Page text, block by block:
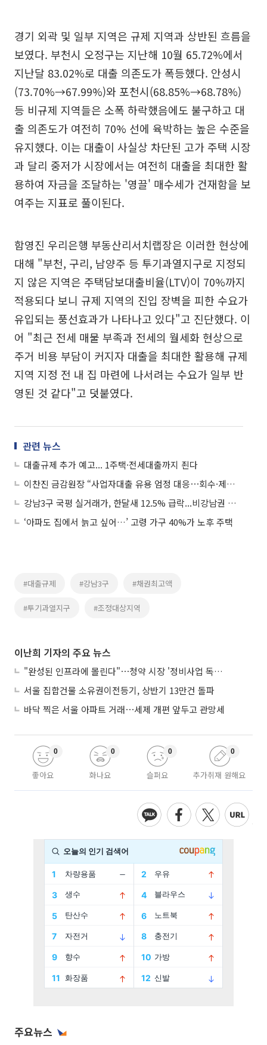
경기 외곽 및 일부 지역은 규제 지역과 상반된 흐름을
보였다. 부천시 오정구는 지난해 10월 65.72%에서
지난달 83.02%로 대출 의존도가 폭등했다. 안성시
(73.70%→67.99%)와 포천시(68.85%→68.78%)
등 비규제 지역들은 소폭 하락했음에도 불구하고 대
출 의존도가 여전히 70% 선에 육박하는 높은 수준을
유지했다. 이는 대출이 사실상 차단된 고가 주택 시장
과 달리 중저가 시장에서는 여전히 대출을 최대한 활
용하여 자금을 조달하는 '영끌' 매수세가 건재함을 보
여주는 지표로 풀이된다.
함영진 우리은행 부동산리서치랩장은 이러한 현상에
대해 "부천, 구리, 남양주 등 투기과열지구로 지정되
지 않은 지역은 주택담보대출비율(LTV)이 70%까지
적용되다 보니 규제 지역의 진입 장벽을 피한 수요가
유입되는 풍선효과가 나타나고 있다"고 진단했다. 이
어 "최근 전세 매물 부족과 전세의 월세화 현상으로
주거 비용 부담이 커지자 대출을 최대한 활용해 규제
지역 지정 전 내 집 마련에 나서려는 수요가 일부 반
영된 것 같다"고 덧붙였다.
관련 뉴스
대출규제 추가 예고... 1주택·전세대출까지 죈다
이찬진 금감원장 “사업자대출 유용 엄정 대응⋯회수·제재 강화”
강남3구 국평 실거래가, 한달새 12.5% 급락...비강남권 두배
‘아파도 집에서 늙고 싶어…’ 고령 가구 40%가 노후 주택
#대출규제 #강남3구 #채권최고액
#투기과열지구 #조정대상지역
이난희 기자의 주요 뉴스
"완성된 인프라에 몰린다"⋯청약 시장 '정비사업 독주' 42배 격차
서울 집합건물 소유권이전등기, 상반기 13만건 돌파
바닥 찍은 서울 아파트 거래⋯세제 개편 앞두고 관망세
좋아요
0
화나요
0
슬퍼요
0
추가취재 원해요
0
주요뉴스